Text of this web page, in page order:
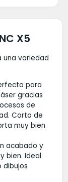
X5
variedad
para
gracias
de
Corta de
muy bien
acabado y
bien. Ideal
dibujos